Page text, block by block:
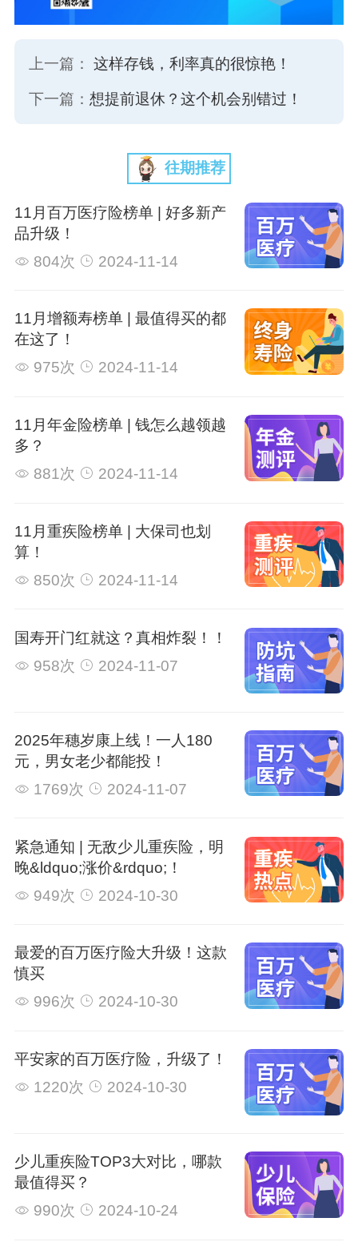
上一篇： 这样存钱，利率真的很惊艳！
下一篇： 想提前退休？这个机会别错过！
往期推荐
11月百万医疗险榜单 | 好多新产
品升级！
804次
2024-11-14
11月增额寿榜单 | 最值得买的都
在这了！
975次
2024-11-14
11月年金险榜单 | 钱怎么越领越
多？
881次
2024-11-14
11月重疾险榜单 | 大保司也划
算！
850次
2024-11-14
国寿开门红就这？真相炸裂！！
958次
2024-11-07
2025年穗岁康上线！一人180
元，男女老少都能投！
1769次
2024-11-07
紧急通知 | 无敌少儿重疾险，明
晚&ldquo;涨价&rdquo;！
949次
2024-10-30
最爱的百万医疗险大升级！这款
慎买
996次
2024-10-30
平安家的百万医疗险，升级了！
1220次
2024-10-30
少儿重疾险TOP3大对比，哪款
最值得买？
990次
2024-10-24